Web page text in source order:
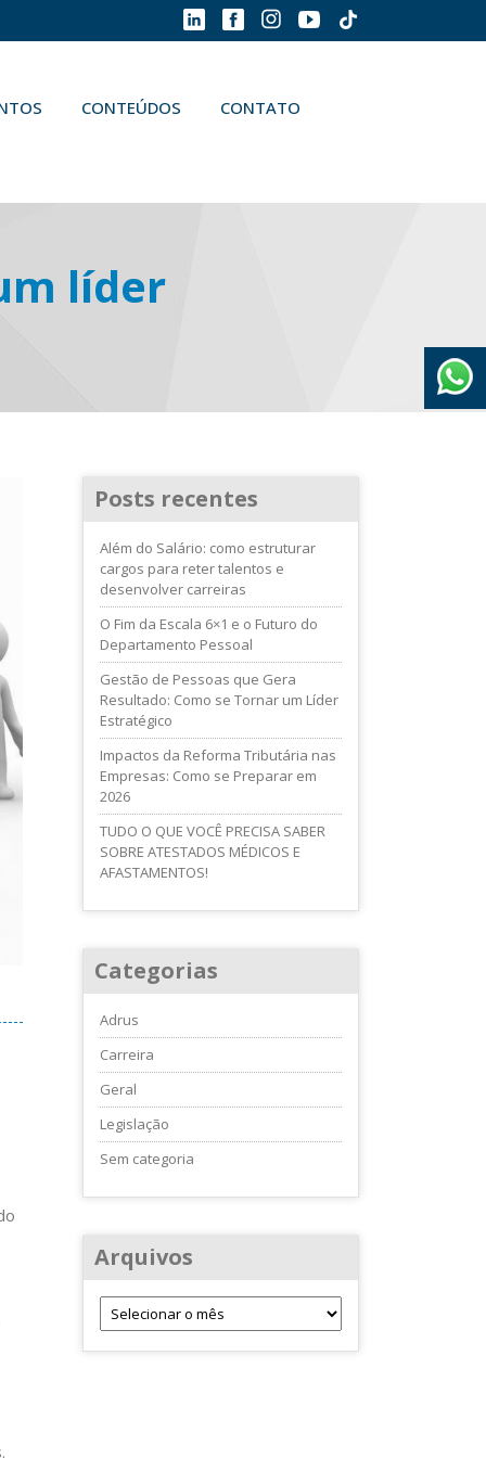
CONTEÚDOS CONTATO
líder
Posts recentes
Além do Salário: como estruturar
cargos para reter talentos e
desenvolver carreiras
O Fim da Escala 6×1 e o Futuro do
Departamento Pessoal
Gestão de Pessoas que Gera
Resultado: Como se Tornar um Líder
Estratégico
Impactos da Reforma Tributária nas
Empresas: Como se Preparar em
2026
TUDO O QUE VOCÊ PRECISA SABER
SOBRE ATESTADOS MÉDICOS E
AFASTAMENTOS!
Categorias
Adrus
Carreira
Geral
Legislação
Sem categoria
Arquivos